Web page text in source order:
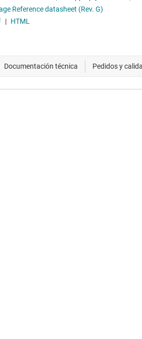
Precision Voltage Reference datasheet (Rev. G)
| HTML